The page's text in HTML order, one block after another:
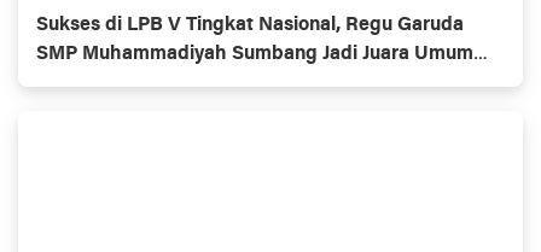
Sukses di LPB V Tingkat Nasional, Regu Garuda
SMP Muhammadiyah Sumbang Jadi Juara Umum
Putra